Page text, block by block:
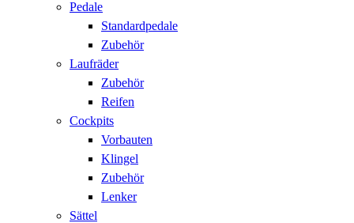
Pedale
Standardpedale
Zubehör
Laufräder
Zubehör
Reifen
Cockpits
Vorbauten
Klingel
Zubehör
Lenker
Sättel